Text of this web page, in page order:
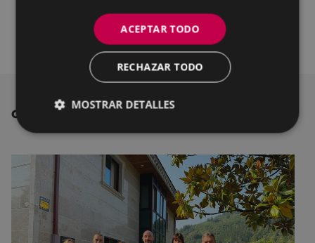
contener la propagación de infecciones
causadas por el SARSCoV-2.
OTRAS NOTICIAS
ACEPTAR TODO
RECHAZAR TODO
MOSTRAR DETALLES